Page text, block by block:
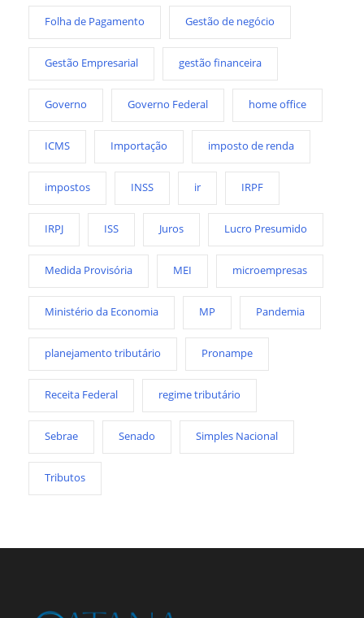
Folha de Pagamento Gestão de negócio
Gestão Empresarial gestão financeira
Governo Governo Federal home office
ICMS Importação imposto de renda
impostos INSS ir IRPF
IRPJ ISS Juros Lucro Presumido
Medida Provisória MEI microempresas
Ministério da Economia MP Pandemia
planejamento tributário Pronampe
Receita Federal regime tributário
Sebrae Senado Simples Nacional
Tributos